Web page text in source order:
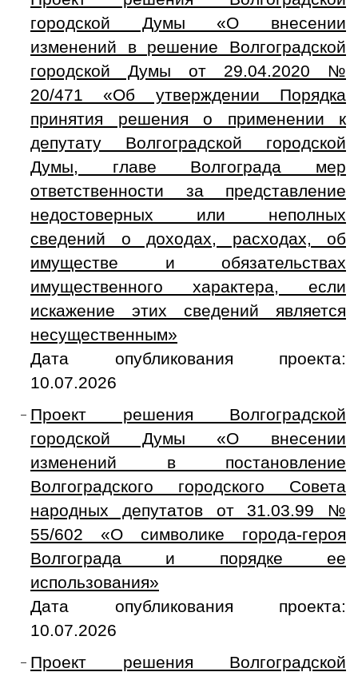
городской Думы «О внесении
изменений в решение Волгоградской
городской Думы от 29.04.2020 №
20/471 «Об утверждении Порядка
принятия решения о применении к
депутату Волгоградской городской
Думы, главе Волгограда мер
ответственности за представление
недостоверных или неполных
сведений о доходах, расходах, об
имуществе и обязательствах
имущественного характера, если
искажение этих сведений является
несущественным»
Дата опубликования проекта:
10.07.2026
Проект решения Волгоградской
городской Думы «О внесении
изменений в постановление
Волгоградского городского Совета
народных депутатов от 31.03.99 №
55/602 «О символике города-героя
Волгограда и порядке ее
использования»
Дата опубликования проекта:
10.07.2026
Проект решения Волгоградской